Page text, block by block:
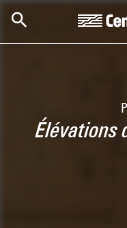
Élévations